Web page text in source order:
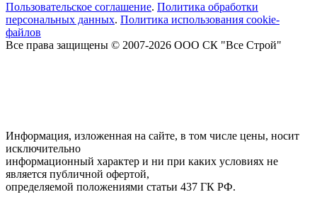
Пользовательское соглашение. Политика обработки
персональных данных. Политика использования cookie-
файлов
Все права защищены © 2007-2026 ООО СК "Все Строй"
Информация, изложенная на сайте, в том числе цены, носит
исключительно
информационный характер и ни при каких условиях не
является публичной офертой,
определяемой положениями статьи 437 ГК РФ.